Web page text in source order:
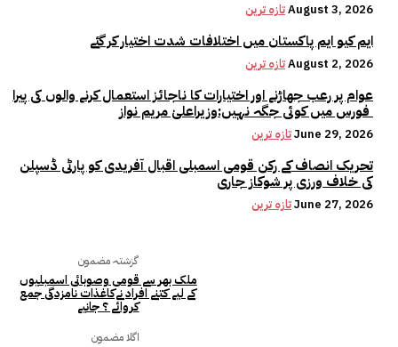
تازہ ترینAugust 3, 2026
ایم کیو ایم پاکستان میں اختلافات شدت اختیار کر گئے
تازہ ترینAugust 2, 2026
عوام پر رعب جھاڑنے اور اختیارات کا ناجائز استعمال کرنے والوں کی پیرا
تازہ ترینJune 29, 2026
تحریک انصاف کے رکن قومی اسمبلی اقبال آفریدی کو پارٹی ڈسپلن
کی خلاف ورزی پر شوکاز جاری
تازہ ترینJune 27, 2026
گزشتہ مضمون
ملک بھر سے قومی وصوبائی اسمبلیوں
کے لیے کتنے افراد نےکاغذات نامزدگی جمع
کروائے ؟ جانیے
اگلا مضمون